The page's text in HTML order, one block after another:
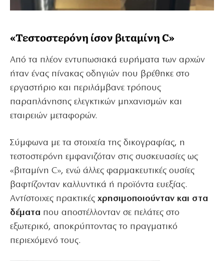
«Τεστοστερόνη ίσον βιταμίνη C»
Από τα πλέον εντυπωσιακά ευρήματα των αρχών
ήταν ένας πίνακας οδηγιών που βρέθηκε στο
εργαστήριο και περιλάμβανε τρόπους
παραπλάνησης ελεγκτικών μηχανισμών και
εταιρειών μεταφορών.
Σύμφωνα με τα στοιχεία της δικογραφίας, η
τεστοστερόνη εμφανιζόταν στις συσκευασίες ως
«βιταμίνη C», ενώ άλλες φαρμακευτικές ουσίες
βαφτίζονταν καλλυντικά ή προϊόντα ευεξίας.
Αντίστοιχες πρακτικές χρησιμοποιούνταν και στα
δέματα που αποστέλλονταν σε πελάτες στο
εξωτερικό, αποκρύπτοντας το πραγματικό
περιεχόμενό τους.